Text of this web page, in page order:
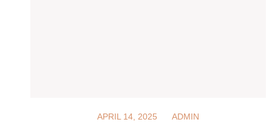
APRIL 14, 2025
APRIL 14, 2025 ADMIN